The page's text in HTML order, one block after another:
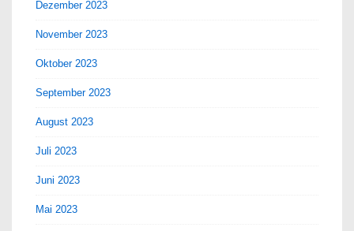
Dezember 2023
November 2023
Oktober 2023
September 2023
August 2023
Juli 2023
Juni 2023
Mai 2023